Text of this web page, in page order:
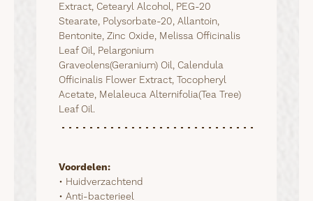
Extract, Cetearyl Alcohol, PEG-20
Stearate, Polysorbate-20, Allantoin,
Bentonite, Zinc Oxide, Melissa Officinalis
Leaf Oil, Pelargonium
Graveolens(Geranium) Oil, Calendula
Officinalis Flower Extract, Tocopheryl
Acetate, Melaleuca Alternifolia(Tea Tree)
Leaf Oil.
Voordelen:
• Huidverzachtend
• Anti-bacterieel